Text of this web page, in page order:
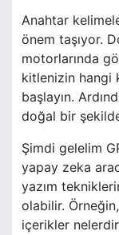
Anahtar
önem taşıyor.
motorlarında
kitlenizin hangi
başlayın.
doğal bir
Şimdi gelelim
yapay zeka
yazım
olabilir.
içerikler